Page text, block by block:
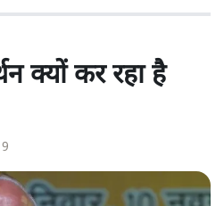
क्यों कर रहा है